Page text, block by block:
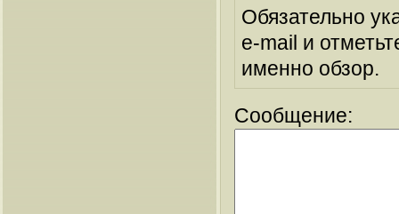
Обязательно
e-mail и
именно обзор.
Сообщение: